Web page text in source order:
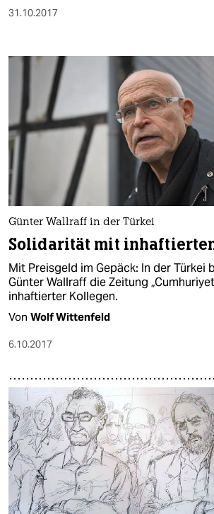
31.10.2017
Günter Wallraff in der Türkei
Solidarität mit
Mit Preisgeld im Gepäck: In der Türkei
Günter Wallraff die Zeitung
inhaftierter Kollegen.
Von Wolf Wittenfeld
6.10.2017